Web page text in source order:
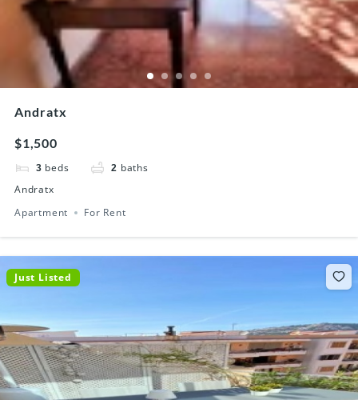
Andratx
$1,500
3 beds 2 baths
Andratx
Apartment
For Rent
Just Listed